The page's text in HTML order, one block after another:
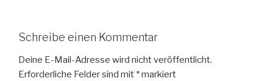
Schreibe einen Kommentar
Deine E-Mail-Adresse wird nicht veröffentlicht.
Erforderliche Felder sind mit *markiert